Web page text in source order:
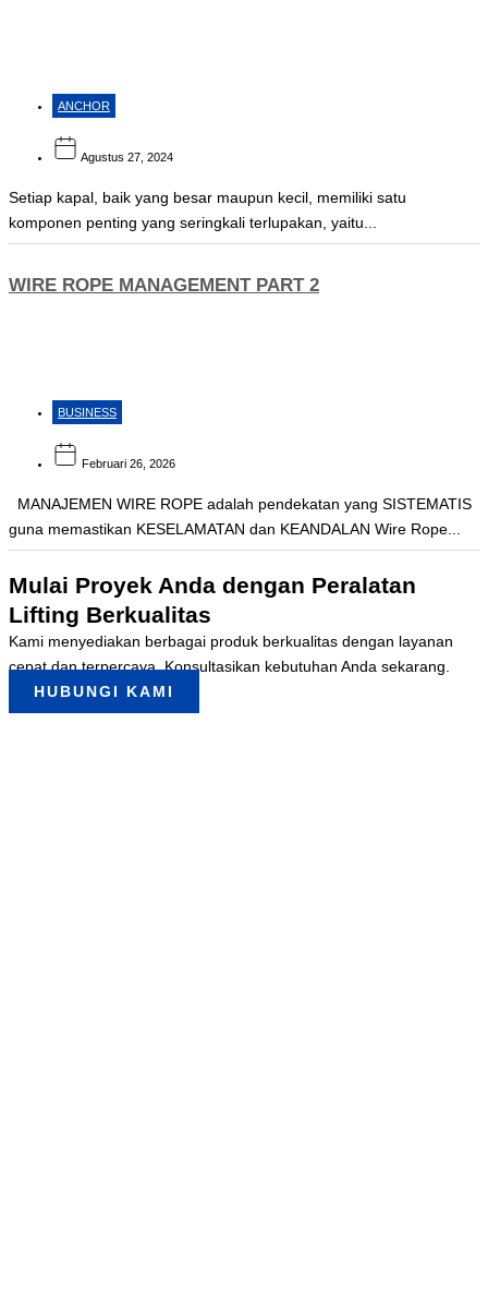
ANCHOR
Agustus 27, 2024
Setiap kapal, baik yang besar maupun kecil, memiliki satu
komponen penting yang seringkali terlupakan, yaitu...
WIRE ROPE MANAGEMENT PART 2
BUSINESS
Februari 26, 2026
MANAJEMEN WIRE ROPE adalah pendekatan yang SISTEMATIS
guna memastikan KESELAMATAN dan KEANDALAN Wire Rope...
Mulai Proyek Anda dengan Peralatan
Lifting Berkualitas
Kami menyediakan berbagai produk berkualitas dengan layanan
cepat dan terpercaya. Konsultasikan kebutuhan Anda sekarang.
HUBUNGI KAMI